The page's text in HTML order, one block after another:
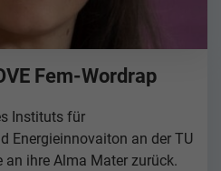
Fem-Wordrap
Instituts für
Energieinnovaiton an der TU
an ihre Alma Mater zurück.